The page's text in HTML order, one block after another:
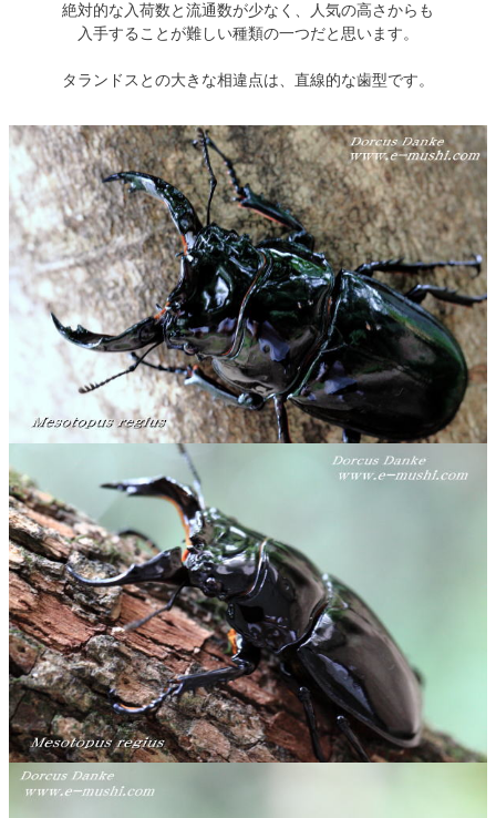
絶対的な入荷数と流通数が少なく、人気の高さからも
入手することが難しい種類の一つだと思います。
タランドスとの大きな相違点は、直線的な歯型です。